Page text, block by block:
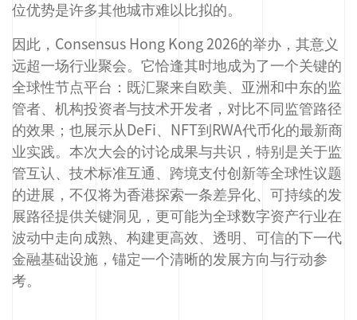
位优势是许多其他城市难以比拟的。
因此，Consensus Hong Kong 2026的举办，其意义
远超一场行业聚会。它恰逢其时地成为了一个关键的
全球性节点平台：既汇聚来自欧美、亚洲和中东的监
管者、机构投资者与技术开发者，对比不同监管路径
的效果；也展示从DeFi、NFT到RWA代币化的最新商
业实践。本次大会的讨论成果与共识，特别是关于监
管互认、技术标准互通、跨境支付创新等全球性议题
的进展，不仅将为香港探索一条差异化、可持续的发
展路径提供关键洞见，更可能为全球数字资产行业在
波动中走向成熟、构建更高效、透明、可信的下一代
金融基础设施，锚定一个清晰的发展方向与行动参
考。